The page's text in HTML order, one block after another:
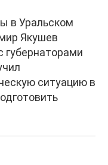
в Уральском
Якушев
губернаторами
ситуацию в